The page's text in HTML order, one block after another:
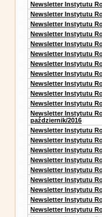
Newsletter Instytutu
Newsletter Instytutu
Newsletter Instytutu
Newsletter Instytutu
Newsletter Instytutu
Newsletter Instytutu
Newsletter Instytutu
Newsletter Instytutu
Newsletter Instytutu
Newsletter Instytutu
Newsletter Instytutu
Newsletter Instytutu
październik/2016
Newsletter Instytutu
Newsletter Instytutu
Newsletter Instytutu
Newsletter Instytutu
Newsletter Instytutu
Newsletter Instytutu
Newsletter Instytutu
Newsletter Instytutu
Newsletter Instytutu